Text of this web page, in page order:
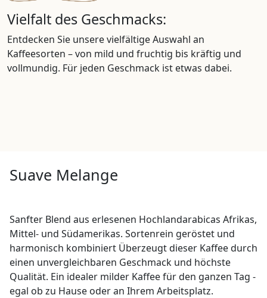
Vielfalt des Geschmacks:
Entdecken Sie unsere vielfältige Auswahl an
Kaffeesorten – von mild und fruchtig bis kräftig und
vollmundig. Für jeden Geschmack ist etwas dabei.
Suave Melange
Sanfter Blend aus erlesenen Hochlandarabicas Afrikas,
Mittel- und Südamerikas. Sortenrein geröstet und
harmonisch kombiniert Überzeugt dieser Kaffee durch
einen unvergleichbaren Geschmack und höchste
Qualität. Ein idealer milder Kaffee für den ganzen Tag -
egal ob zu Hause oder an Ihrem Arbeitsplatz.